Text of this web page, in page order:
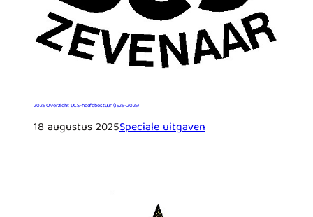
2025 Overzicht DCS-hoofdbestuur (1925-2025)
18 augustus 2025Speciale uitgaven